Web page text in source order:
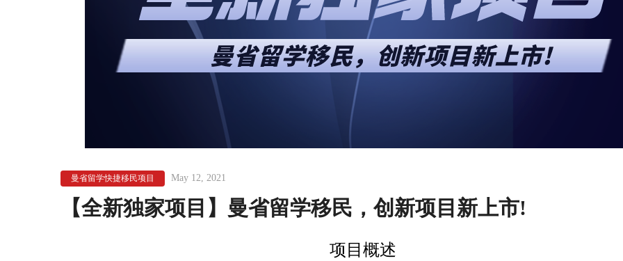
曼省留学快捷移民项目 May 12, 2021
【全新独家项目】曼省留学移民，创新项目新上市!
项目概述